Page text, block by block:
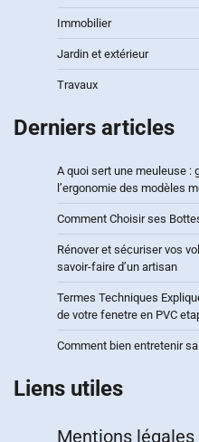
Immobilier
Jardin et extérieur
Travaux
Derniers articles
A quoi sert une meuleuse :
l’ergonomie des modèles
Comment Choisir ses
Rénover et sécuriser vos
savoir-faire d’un artisan
Termes Techniques
de votre fenetre en PVC
Comment bien entretenir
Liens utiles
Mentions légales